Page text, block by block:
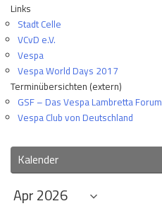
Links
Stadt Celle
VCvD e.V.
Vespa
Vespa World Days 2017
Terminübersichten (extern)
GSF – Das Vespa Lambretta Forum
Vespa Club von Deutschland
Kalender